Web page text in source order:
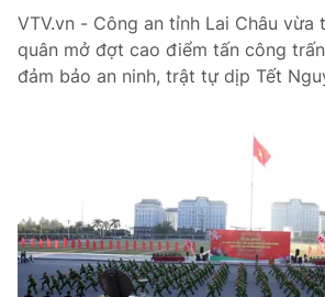
VTV.vn - Công an tỉnh Lai Châu vừa
quân mở đợt cao điểm tấn công
đảm bảo an ninh, trật tự dịp Tết